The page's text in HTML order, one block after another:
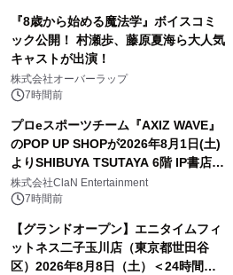
『8歳から始める魔法学』ボイスコミ
ック公開！ 村瀬歩、藤原夏海ら大人気
キャストが出演！
株式会社オーバーラップ
7時間前
プロeスポーツチーム『AXIZ WAVE』
のPOP UP SHOPが2026年8月1日(土)
よりSHIBUYA TSUTAYA 6階 IP書店で
開催決定！！
株式会社ClaN Entertainment
7時間前
【グランドオープン】エニタイムフィ
ットネス二子玉川店（東京都世田谷
区）2026年8月8日（土）＜24時間年